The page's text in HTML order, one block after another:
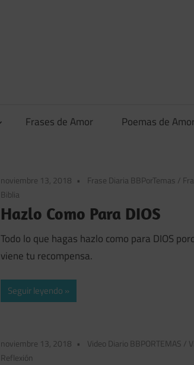
Frases de Amor Poemas de Amor
noviembre 13, 2018 Frase Diaria BBPorTemas /
Biblia
Hazlo Como Para DIOS
Todo lo que hagas hazlo como para DIOS
viene tu recompensa.
Seguir leyendo
noviembre 13, 2018 Video Diario BBPORTEMAS /
Reflexión